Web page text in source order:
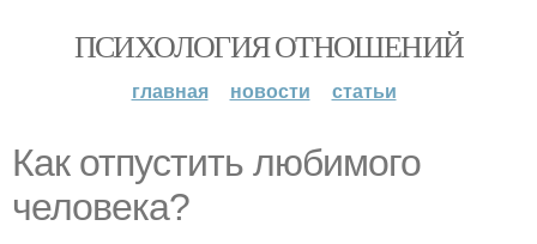
ПСИХОЛОГИЯ ОТНОШЕНИЙ
главная новости статьи
Как отпустить любимого
человека?